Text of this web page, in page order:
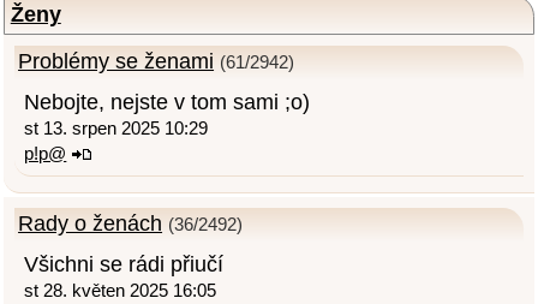
Ženy
Problémy se ženami (61/2942)
Nebojte, nejste v tom sami ;o)
st 13. srpen 2025 10:29
p!p@
Rady o ženách (36/2492)
Všichni se rádi přiučí
st 28. květen 2025 16:05